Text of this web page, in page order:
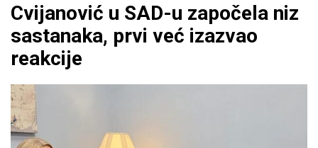
Cvijanović u SAD-u započela niz
sastanaka, prvi već izazvao
reakcije